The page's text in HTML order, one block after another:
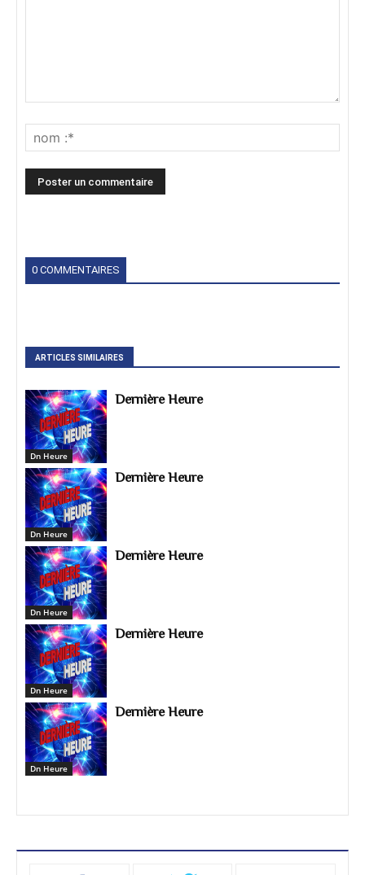
0 COMMENTAIRES
ARTICLES SIMILAIRES
Dn Heure
Dernière Heure
Dn Heure
Dernière Heure
Dn Heure
Dernière Heure
Dn Heure
Dernière Heure
Dn Heure
Dernière Heure